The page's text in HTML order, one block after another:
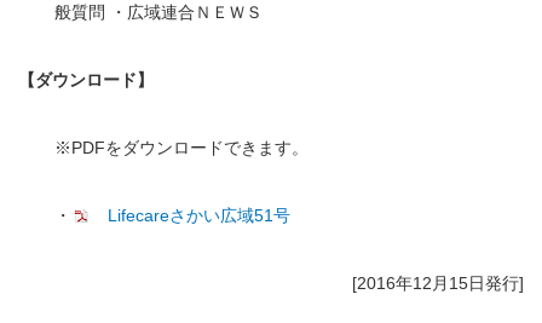
般質問 ・広域連合ＮＥＷＳ
【ダウンロード】
※PDFをダウンロードできます。
・ Lifecareさかい広域51号
[2016年12月15日発行]